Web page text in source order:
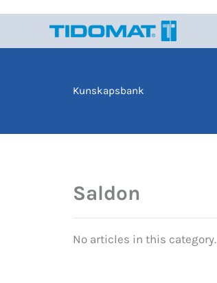
innehåll
Kunskapsbank
Saldon
No articles in this category.